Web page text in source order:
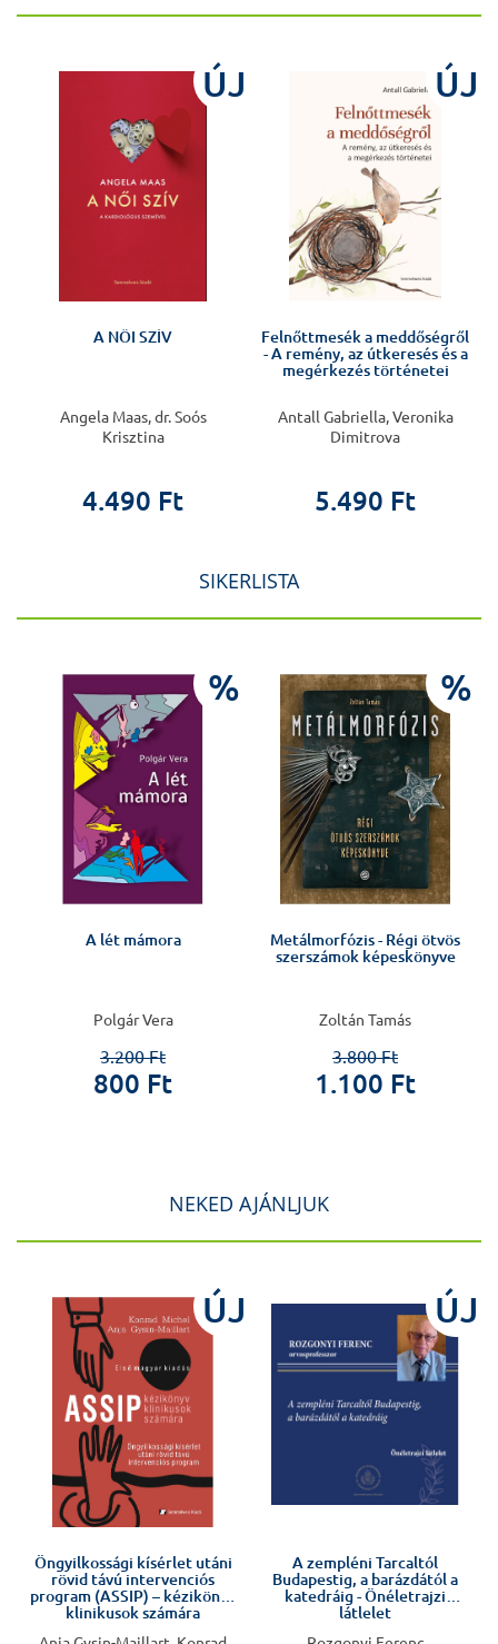
ÚJ
A NŐI SZÍV
Angela Maas, dr. Soós
Krisztina
4.490 Ft
ÚJ
Felnőttmesék a meddőségről
- A remény, az útkeresés és a
megérkezés történetei
Antall Gabriella, Veronika
Dimitrova
5.490 Ft
SIKERLISTA
%
A lét mámora
Polgár Vera
3.200 Ft
800 Ft
%
Metálmorfózis - Régi ötvös
szerszámok képeskönyve
Zoltán Tamás
3.800 Ft
1.100 Ft
NEKED AJÁNLJUK
ÚJ
Öngyilkossági kísérlet utáni
rövid távú intervenciós
program (ASSIP) – kézikönyv
klinikusok számára
ÚJ
A zempléni Tarcaltól
Budapestig, a barázdától a
katedráig - Önéletrajzi
látlelet